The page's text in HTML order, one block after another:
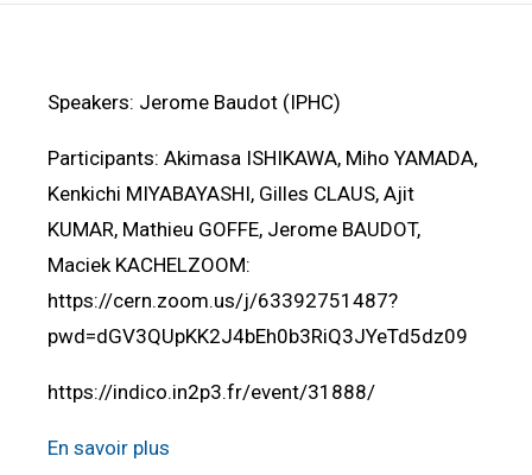
Speakers: Jerome Baudot (IPHC)
Participants: Akimasa ISHIKAWA, Miho YAMADA,
Kenkichi MIYABAYASHI, Gilles CLAUS, Ajit
KUMAR, Mathieu GOFFE, Jerome BAUDOT,
Maciek KACHELZOOM:
https://cern.zoom.us/j/63392751487?
pwd=dGV3QUpKK2J4bEh0b3RiQ3JYeTd5dz09
https://indico.in2p3.fr/event/31888/
En savoir plus